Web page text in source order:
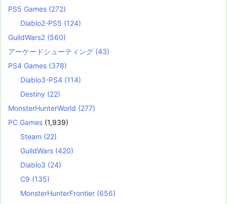
PS5 Games (272)
Diablo2-PS5 (124)
GuildWars2 (560)
アーケードシューティング (43)
PS4 Games (378)
Diablo3-PS4 (114)
Destiny (22)
MonsterHunterWorld (277)
PC Games (1,939)
Steam (22)
GuildWars (420)
Diablo3 (24)
C9 (135)
MonsterHunterFrontier (656)